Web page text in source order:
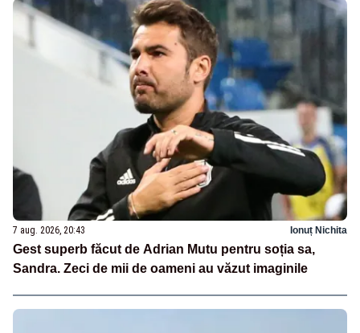
7 aug. 2026, 20:43 Ionuț Nichita
Gest superb făcut de Adrian Mutu pentru soția sa,
Sandra. Zeci de mii de oameni au văzut imaginile